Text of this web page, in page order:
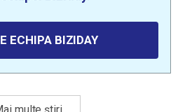
ECHIPA BIZIDAY